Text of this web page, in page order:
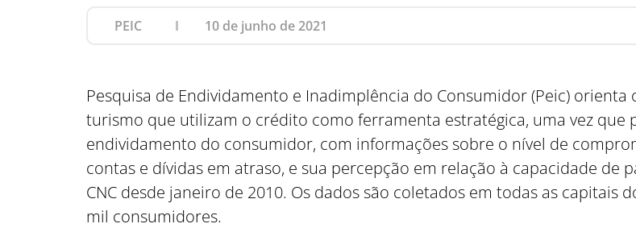
PEIC 10 de junho de 2021
Pesquisa de Endividamento e Inadimplência do Consumidor (Peic)
turismo que utilizam o crédito como ferramenta estratégica, uma vez
endividamento do consumidor, com informações sobre o nível de
contas e dívidas em atraso, e sua percepção em relação à capacidade de
CNC desde janeiro de 2010. Os dados são coletados em todas as capitais
mil consumidores.